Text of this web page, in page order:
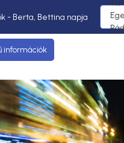
- Berta, Bettina napja
információk